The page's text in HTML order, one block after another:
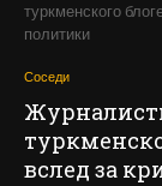
туркменского
политики
Соседи
вслед за